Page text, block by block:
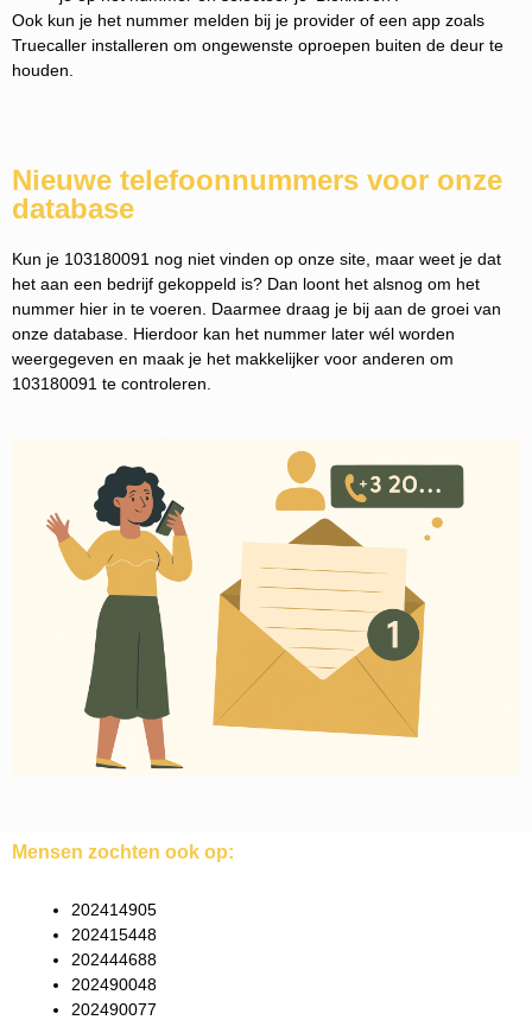
Ook kun je het nummer melden bij je provider of een app zoals
Truecaller installeren om ongewenste oproepen buiten de deur te
houden.
Nieuwe telefoonnummers voor onze
database
Kun je 103180091 nog niet vinden op onze site, maar weet je dat
het aan een bedrijf gekoppeld is? Dan loont het alsnog om het
nummer hier in te voeren. Daarmee draag je bij aan de groei van
onze database. Hierdoor kan het nummer later wél worden
weergegeven en maak je het makkelijker voor anderen om
103180091 te controleren.
Mensen zochten ook op:
202414905
202415448
202444688
202490048
202490077